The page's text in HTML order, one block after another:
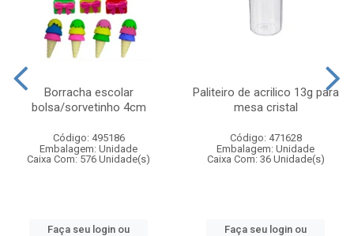
Borracha escolar
bolsa/sorvetinho 4cm
Código: 495186
Embalagem: Unidade
Caixa Com: 576 Unidade(s)
Faça seu login ou
Paliteiro de acrilico 13g para
mesa cristal
Código: 471628
Embalagem: Unidade
Caixa Com: 36 Unidade(s)
Faça seu login ou